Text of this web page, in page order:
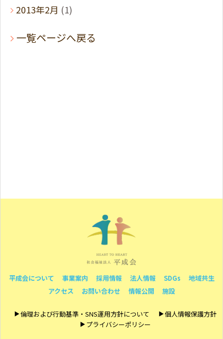
2013年2月 (1)
一覧ページへ戻る
平成会について 事業案内 採用情報 法人情報 SDGs
地域共生
アクセス
お問い合わせ 情報公開 施設
倫理および行動基準・SNS運用方針について
個人情報保護方針
プライバシーポリシー